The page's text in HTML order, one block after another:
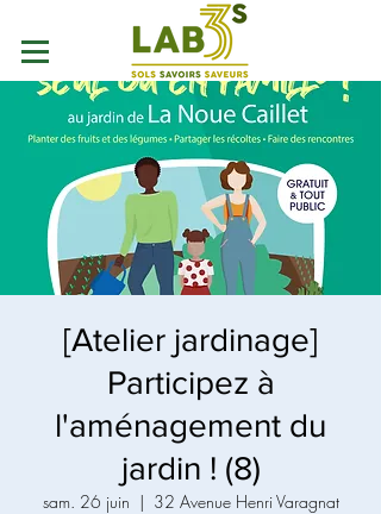
[Atelier jardinage]
Participez à
l'aménagement du
jardin ! (8)
sam. 26 juin
  |
32 Avenue Henri Varagnat